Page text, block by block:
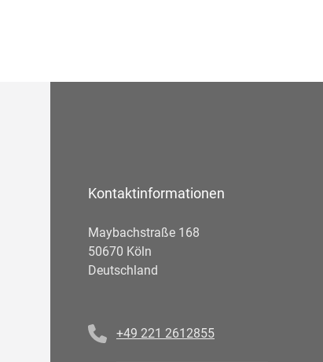
Kontaktinformationen
Maybachstraße 168
50670 Köln
Deutschland
+49 221 2612855